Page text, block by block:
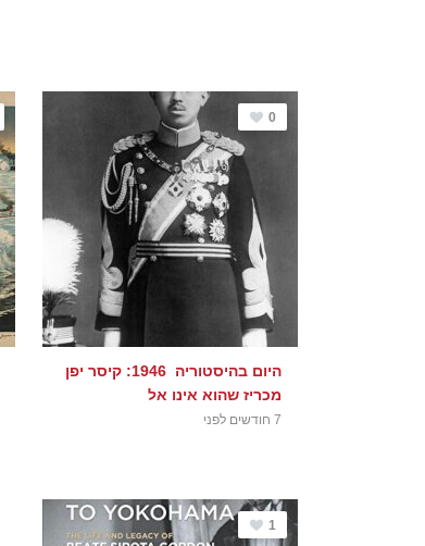
0
היום בהיסטוריה 1946: קיסר יפן
מכריז שהוא אינו אל
7 חודשים לפני
1